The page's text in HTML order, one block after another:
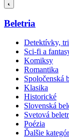
Beletria
Detektívky,
Sci-fi a
Komiksy
Romantika
Spoločenská
Klasika
Historické
Slovenská
Svetová
Poézia
Ďalšie